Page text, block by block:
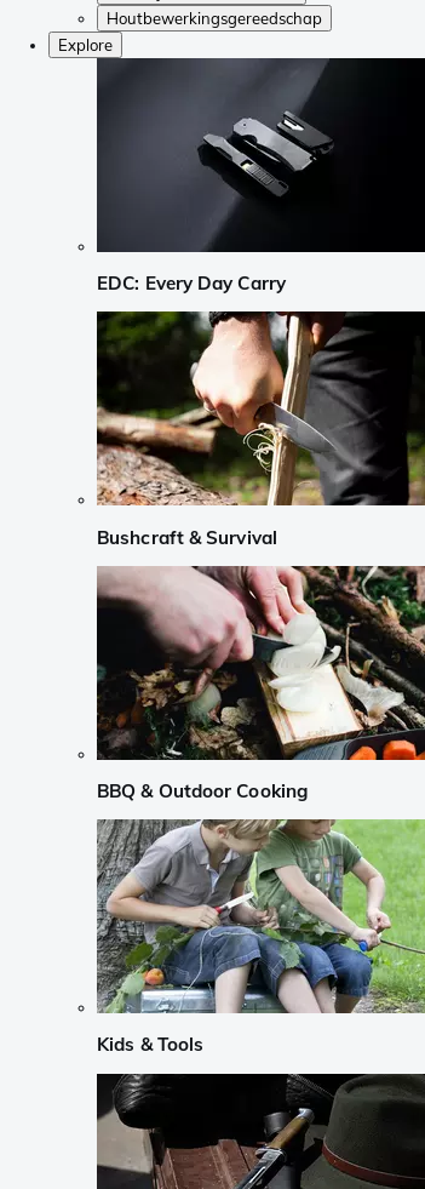
Houtbewerkingsgereedschap
Explore
EDC: Every Day Carry
Bushcraft & Survival
BBQ & Outdoor Cooking
Kids & Tools